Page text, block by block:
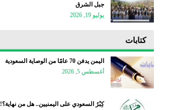
جبل الشرق
يوليو 19, 2026
كتابات
اليمن يدفن 70 عامًا من الوصاية السعودية
أغسطس 5, 2026
كِبْرُ السعودي على اليمنيين.. هل من نهاية؟!